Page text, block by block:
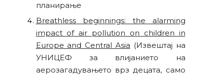
планирање
Breathless beginnings: the alarming
impact of air pollution on children in
Europe and Central Asia (Извештај на
УНИЦЕФ за влијанието на
аерозагадувањето врз децата, само